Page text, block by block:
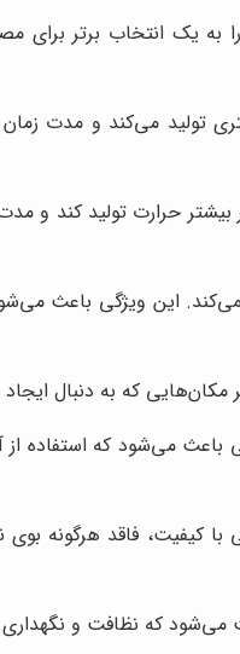
به یک انتخاب برتر برای
تولید می‌کند و مدت
بیشتر حرارت تولید کند
این ویژگی باعث
مکان‌هایی که به دنبال
می‌شود که استفاده از
کیفیت، فاقد هرگونه
که نظافت و نگهداری